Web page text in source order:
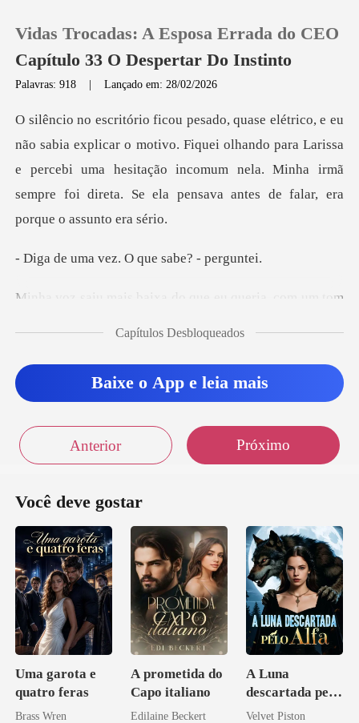
0
Loja
Sair
Vidas Trocadas: A Esposa Errada do CEO
Capítulo 33 O Despertar Do Instinto
Palavras: 918 |Lançado em: 28/02/2026
otivo. Fiquei olhando para Larissa
e percebi uma hesitação incomum nela. Minha irm
vez. O que sab
s baixa do que eu
Capítulos Desbloqueados
Baixe o App e leia mais
Anterior Próximo
Você deve gostar
Uma garota e
quatro feras
Brass Wren
A prometida do
Capo italiano
Edilaine Beckert
A Luna
descartada pelo
Alfa
Velvet Piston